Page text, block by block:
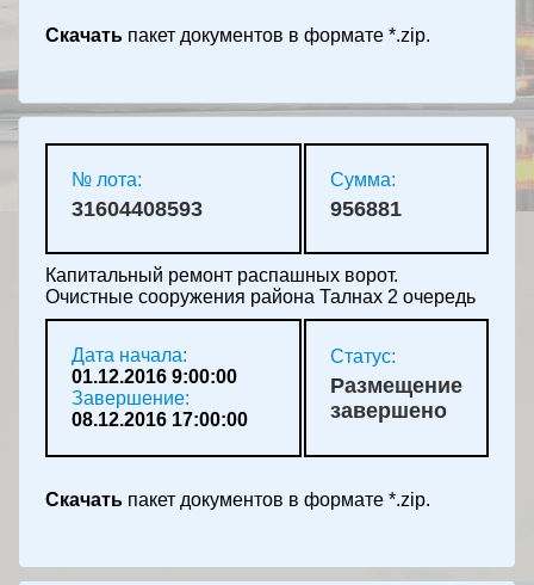
Скачать пакет документов в формате *.zip.
№ лота:
31604408593
Сумма:
956881
Капитальный ремонт распашных ворот.
Очистные сооружения района Талнах 2 очередь
Дата начала:
01.12.2016 9:00:00
Завершение:
08.12.2016 17:00:00
Статус:
Размещение
завершено
Скачать пакет документов в формате *.zip.